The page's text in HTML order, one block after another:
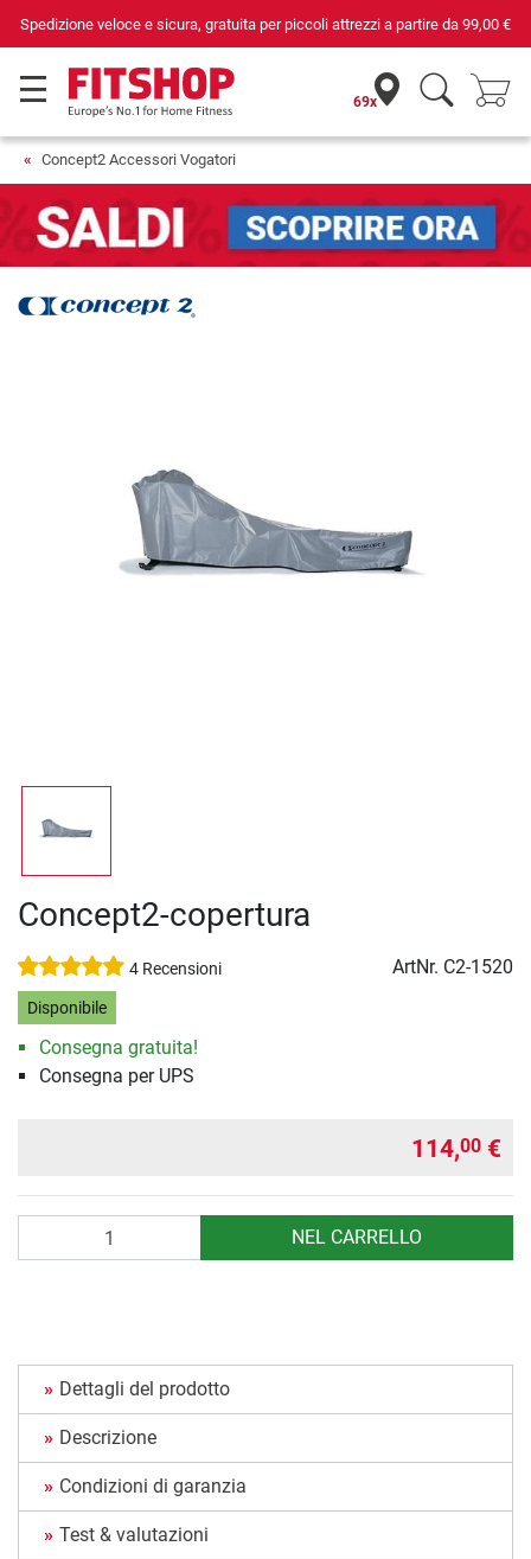
Spedizione veloce e sicura, gratuita per piccoli attrezzi a partire da 99,00 €
69x
Concept2 Accessori Vogatori
Concept2-copertura
4 Recensioni ArtNr. C2-1520
Disponibile
Consegna gratuita!
Consegna per UPS
114,00 €
NEL CARRELLO
Dettagli del prodotto
Descrizione
Condizioni di garanzia
Test & valutazioni